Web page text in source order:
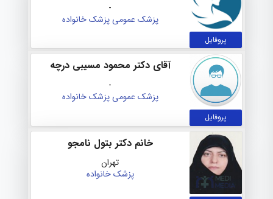
پروفایل
-
پزشک عمومیپزشک خانواده
پروفایل
آقای دکتر محمود مسیبی درچه
-
پزشک عمومیپزشک خانواده
خانم دکتر بتول نامجو
تهران
پزشک خانواده